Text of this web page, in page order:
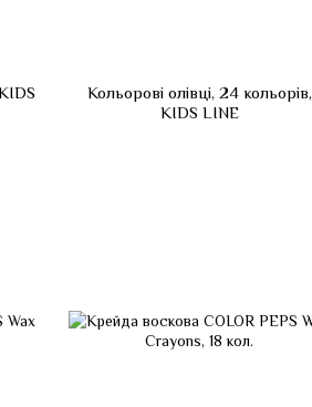
Кольорові олівці, 24 кольорів,
KIDS LINE